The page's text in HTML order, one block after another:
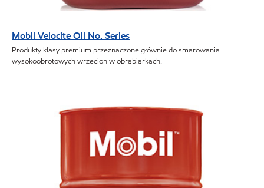
Mobil Velocite Oil No. Series
Produkty klasy premium przeznaczone głównie do smarowania
wysokoobrotowych wrzecion w obrabiarkach.